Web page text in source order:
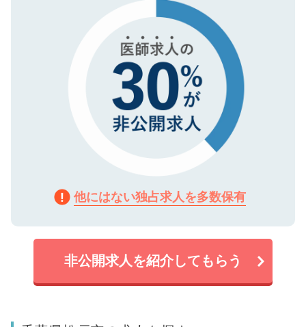
で、機密保持に関してもご安心ください。
他にはない独占求人を多数保有
非公開求人を紹介してもらう